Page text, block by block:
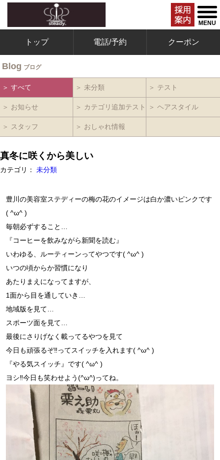
MENU
トップ 電話/予約 クーポン
Blog ブログ
＞ すべて ＞ 未分類 ＞ テスト
＞ お知らせ ＞ カテゴリ追加テスト ＞ ヘアスタイル
＞ スタッフ ＞ おしゃれ情報
真冬に咲くから美しい
カテゴリ： 未分類
豊川の美容室ステディーの梅の花のイメージは白か濃いピンクです
( ^ω^ )
毎朝必ずすること…
『コーヒーを飲みながら新聞を読む』
いわゆる、ルーティーンってやつです( ^ω^ )
いつの頃からか習慣になり
あたりまえになってますが、
1面から目を通していき…
地域版を見て…
スポーツ面を見て…
最後にさりげなく載ってるやつを見て
今日も頑張るぞ‼︎ってスイッチを入れます( ^ω^ )
『やる気スイッチ』です( ^ω^ )
ヨシ‼︎今日も笑わせよう(^ω^)ってね。